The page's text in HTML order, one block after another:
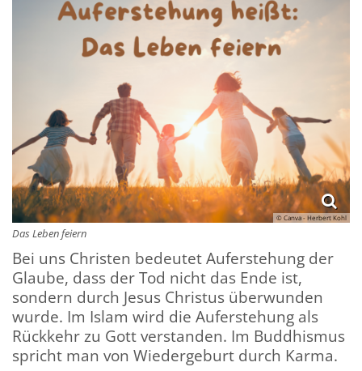
© Canva - Herbert Kohl
Das Leben feiern
Bei uns Christen bedeutet Auferstehung der
Glaube, dass der Tod nicht das Ende ist,
sondern durch Jesus Christus überwunden
wurde. Im Islam wird die Auferstehung als
Rückkehr zu Gott verstanden. Im Buddhismus
spricht man von Wiedergeburt durch Karma.